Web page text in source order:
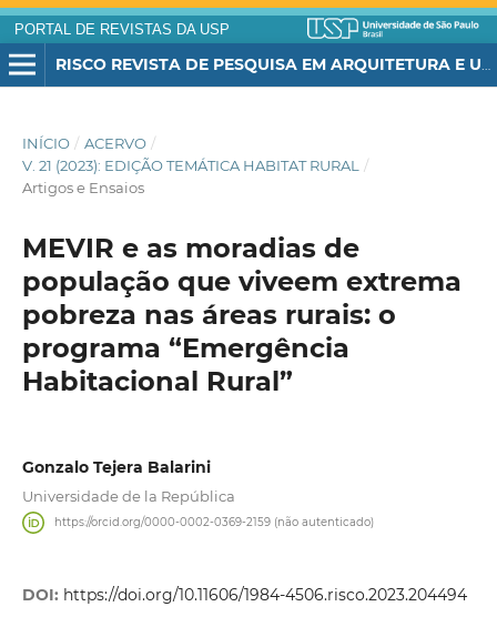
PORTAL DE REVISTAS DA USP
INÍCIO / ACERVO /
V. 21 (2023): EDIÇÃO TEMÁTICA HABITAT RURAL /
Artigos e Ensaios
MEVIR e as moradias de
população que viveem extrema
pobreza nas áreas rurais: o
programa “Emergência
Habitacional Rural”
Gonzalo Tejera Balarini
Universidade de la República
https://orcid.org/0000-0002-0369-2159 (não autenticado)
DOI: https://doi.org/10.11606/1984-4506.risco.2023.204494